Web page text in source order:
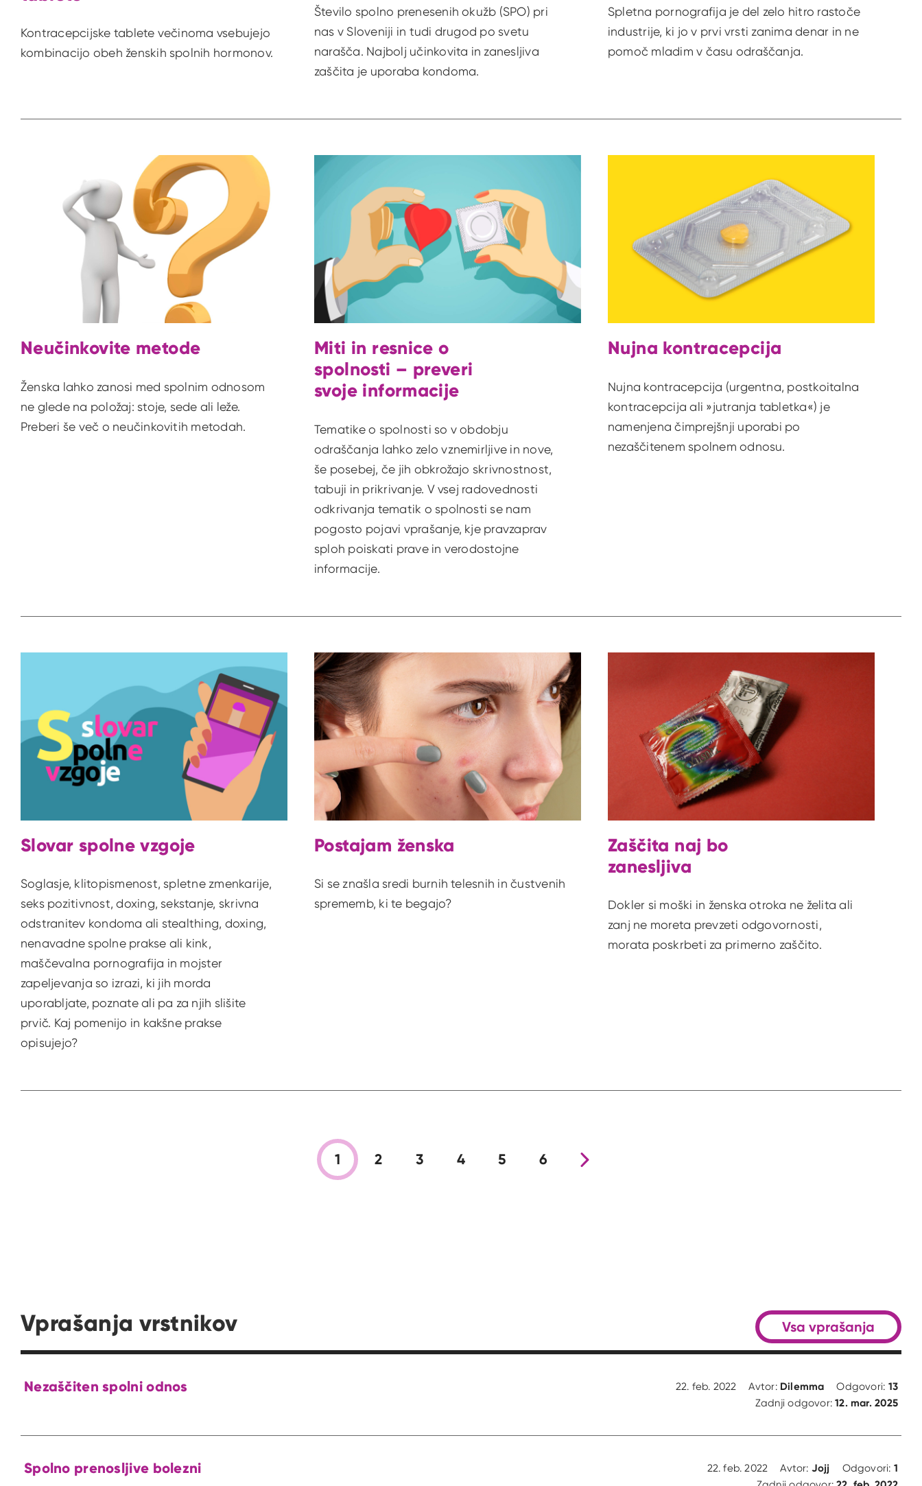
Kontracepcijske tablete večinoma vsebujejo
kombinacijo obeh ženskih spolnih hormonov.
Število spolno prenesenih okužb (SPO) pri
nas v Sloveniji in tudi drugod po svetu
narašča. Najbolj učinkovita in zanesljiva
zaščita je uporaba kondoma.
Spletna pornografija je del zelo hitro rastoče
industrije, ki jo v prvi vrsti zanima denar in ne
pomoč mladim v času odraščanja.
Neučinkovite metode
Ženska lahko zanosi med spolnim odnosom
ne glede na položaj: stoje, sede ali leže.
Preberi še več o neučinkovitih metodah.
Miti in resnice o
spolnosti – preveri
svoje informacije
Tematike o spolnosti so v obdobju
odraščanja lahko zelo vznemirljive in nove,
še posebej, če jih obkrožajo skrivnostnost,
tabuji in prikrivanje. V vsej radovednosti
odkrivanja tematik o spolnosti se nam
pogosto pojavi vprašanje, kje pravzaprav
sploh poiskati prave in verodostojne
informacije.
Nujna kontracepcija
Nujna kontracepcija (urgentna, postkoitalna
kontracepcija ali »jutranja tabletka«) je
namenjena čimprejšnji uporabi po
nezaščitenem spolnem odnosu.
Slovar spolne vzgoje
Soglasje, klitopismenost, spletne zmenkarije,
seks pozitivnost, doxing, sekstanje, skrivna
odstranitev kondoma ali stealthing, doxing,
nenavadne spolne prakse ali kink,
maščevalna pornografija in mojster
zapeljevanja so izrazi, ki jih morda
uporabljate, poznate ali pa za njih slišite
prvič. Kaj pomenijo in kakšne prakse
opisujejo?
Postajam ženska
Si se znašla sredi burnih telesnih in čustvenih
sprememb, ki te begajo?
Zaščita naj bo
zanesljiva
Dokler si moški in ženska otroka ne želita ali
zanj ne moreta prevzeti odgovornosti,
morata poskrbeti za primerno zaščito.
1 2 3 4 5 6 Nova stran
Vprašanja vrstnikov
Nezaščiten spolni odnos 22. feb. 2022 Avtor: Dilemma Odgovori: 13
Zadnji odgovor:12. mar. 2025
Spolno prenosljive bolezni 22. feb. 2022 Avtor: Jojj Odgovori: 1
Vsa vprašanja